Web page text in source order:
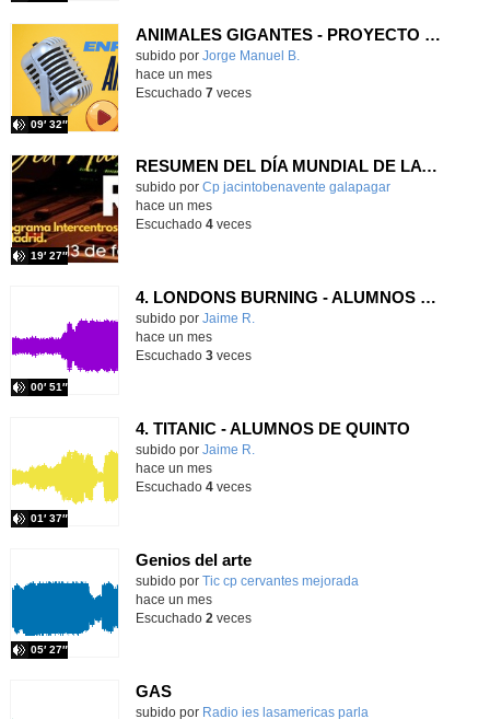
ANIMALES GIGANTES - PROYECTO DE ENRIQUECIMIENTO
Contenido educativo.
subido por Jorge Manuel B.
09′ 32″
hace un mes
Escuchado 7veces
RESUMEN DEL DÍA MUNDIAL DE LA RADIO Y LA I.A. PROGRAMA COLABORATIVO
Contenido educativo.
subido por Cp jacintobenavente galapagar
19′ 27″
-
hace un mes
Escuchado 4veces
4. LONDONS BURNING - ALUMNOS DE SEXTO
Contenido educativo.
subido por Jaime R.
00′ 51″
hace un mes
Escuchado 3veces
4. TITANIC - ALUMNOS DE QUINTO
Contenido educativo.
subido por Jaime R.
01′ 37″
hace un mes
Escuchado 4veces
Genios del arte
Contenido educativo.
subido por Tic cp cervantes mejorada
05′ 27″
hace un mes
Escuchado 2 veces
GAS
Contenido educativo.
subido por Radio ies lasamericas parla